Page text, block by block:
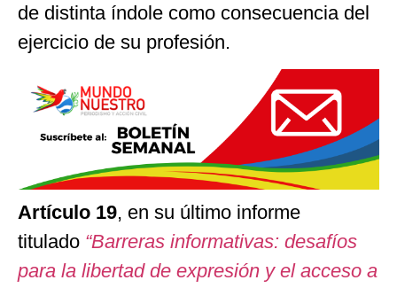
de distinta índole como consecuencia del
ejercicio de su profesión.
Artículo 19, en su último informe
titulado “Barreras informativas: desafíos
para la libertad de expresión y el acceso a